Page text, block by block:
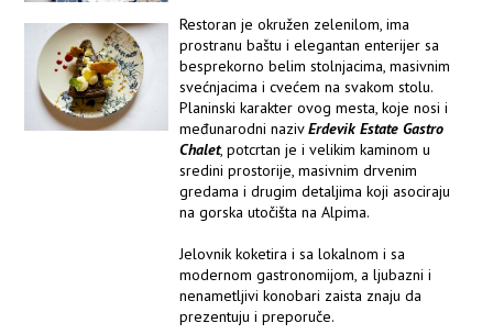
Restoran je okružen zelenilom, ima
prostranu baštu i elegantan enterijer sa
besprekorno belim stolnjacima, masivnim
svećnjacima i cvećem na svakom stolu.
Planinski karakter ovog mesta, koje nosi i
međunarodni nazivErdevik Estate Gastro
Chalet, potcrtan je i velikim kaminom u
sredini prostorije, masivnim drvenim
gredama i drugim detaljima koji asociraju
na gorska utočišta na Alpima.
Jelovnik koketira i sa lokalnom i sa
modernom gastronomijom, a ljubazni i
nenametljivi konobari zaista znaju da
prezentuju i preporuče.